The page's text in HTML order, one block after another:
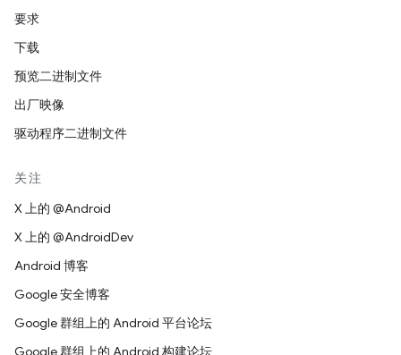
要求
下载
预览二进制文件
出厂映像
驱动程序二进制文件
关注
X 上的 @Android
X 上的 @AndroidDev
Android 博客
Google 安全博客
Google 群组上的 Android 平台论坛
Google 群组上的 Android 构建论坛